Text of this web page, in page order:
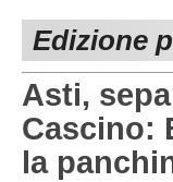
PINEROLO
CUNEO
ALESSANDRIA
NOVARA
APPROFONDIMENTO
NAZIONALI
DILETTANTI
GIOVANILI
NAZIONALI
REGIONALI
Edizione
Asti,
Cascino:
la